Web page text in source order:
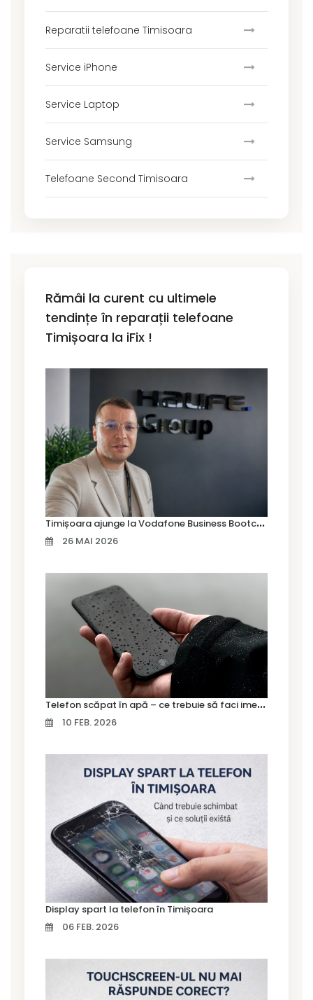
Reparatii telefoane Timisoara
Service iPhone
Service Laptop
Service Samsung
Telefoane Second Timisoara
Rămâi la curent cu ultimele
tendințe în reparații telefoane
Timișoara la iFix !
T
imișoara ajunge la Vodafone Business Bootcamp prin Marius Cermian de la Armour România
26 MAI 2026
T
elefon scăpat în apă – ce trebuie să faci imediat și ce greșeli să eviți
10 FEB. 2026
Display spart la telefon în Timișoara
06 FEB. 2026